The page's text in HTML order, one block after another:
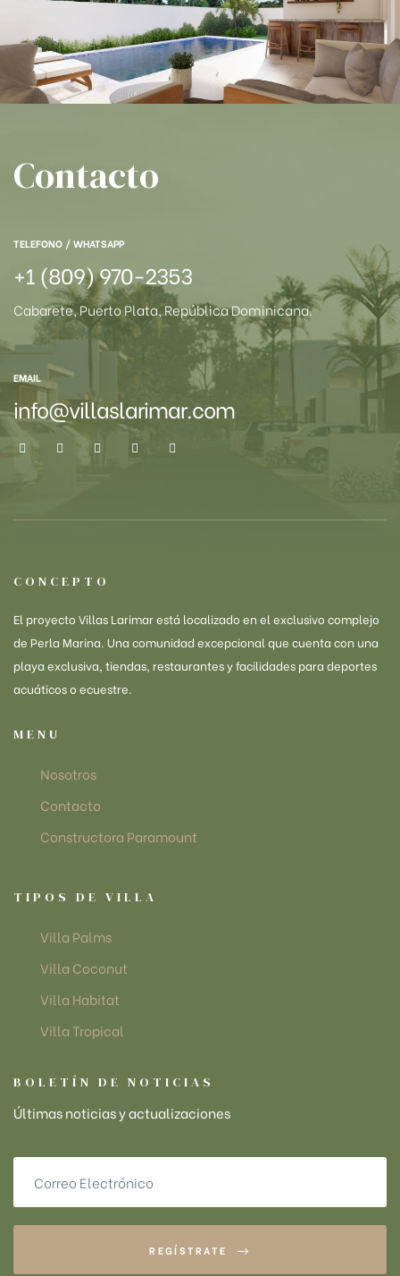
Contacto
TELEFONO / WHATSAPP
+1 (809) 970-2353
Cabarete, Puerto Plata, República Dominicana.
EMAIL
info@villaslarimar.com
CONCEPTO
El proyecto Villas Larimar está localizado en el exclusivo complejo
de Perla Marina. Una comunidad excepcional que cuenta con una
playa exclusiva, tiendas, restaurantes y facilidades para deportes
acuáticos o ecuestre.
MENU
Nosotros
Contacto
Constructora Paramount
TIPOS DE VILLA
Villa Palms
Villa Coconut
Villa Habitat
Villa Tropical
BOLETÍN DE NOTICIAS
Últimas noticias y actualizaciones
REGÍSTRATE